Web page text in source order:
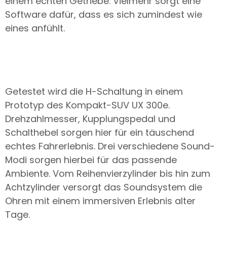
Software dafür, dass es sich zumindest wie
eines anfühlt.
Getestet wird die H-Schaltung in einem
Prototyp des Kompakt-SUV UX 300e.
Drehzahlmesser, Kupplungspedal und
Schalthebel sorgen hier für ein täuschend
echtes Fahrerlebnis. Drei verschiedene Sound-
Modi sorgen hierbei für das passende
Ambiente. Vom Reihenvierzylinder bis hin zum
Achtzylinder versorgt das Soundsystem die
Ohren mit einem immersiven Erlebnis alter
Tage.